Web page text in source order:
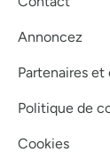
Annoncez
Partenaires
Politique de
Cookies